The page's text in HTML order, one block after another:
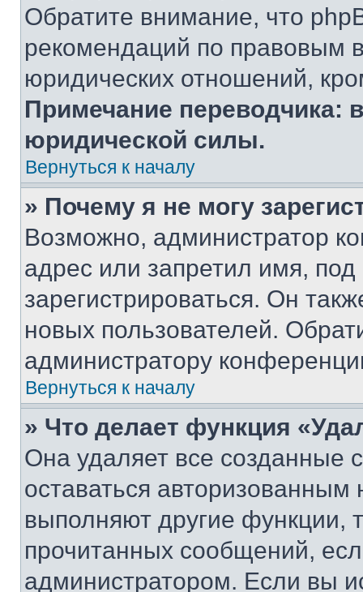
Обратите внимание, что
рекомендаций по правовым
юридических отношений,
Примечание переводчика:
юридической силы.
Вернуться к началу
» Почему я не могу
Возможно, администратор
адрес или запретил имя,
зарегистрироваться. Он
новых пользователей.
администратору
Вернуться к началу
» Что делает функция
Она удаляет все созданные
оставаться
выполняют другие функции,
прочитанных сообщений,
администратором. Если вы